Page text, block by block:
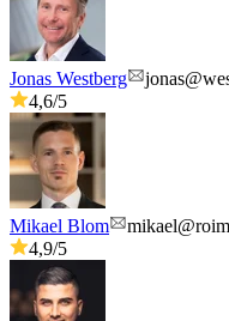
Jonas Westberg
4,6/5
Mikael Blom
4,9/5